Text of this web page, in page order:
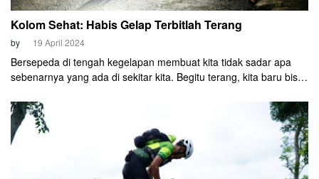
Kolom Sehat: Habis Gelap Terbitlah Terang
by 19 April 2024
Bersepeda di tengah kegelapan membuat kita tidak sadar apa
sebenarnya yang ada di sekitar kita. Begitu terang, kita baru bisa